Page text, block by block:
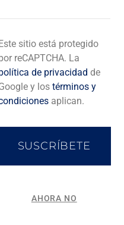
sitio está protegido
reCAPTCHA. La
de privacidad de
y los términos y
aplican.
SUSCRÍBETE
AHORA NO